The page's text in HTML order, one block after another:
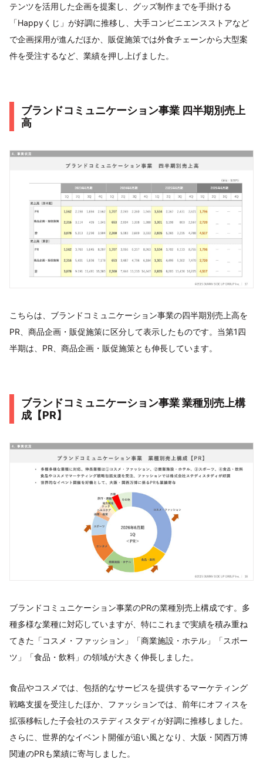
テンツを活用した企画を提案し、グッズ制作までを手掛ける
「Happyくじ」が好調に推移し、大手コンビニエンスストアなど
で企画採用が進んだほか、販促施策では外食チェーンから大型案
件を受注するなど、業績を押し上げました。
ブランドコミュニケーション事業 四半期別売上
高
こちらは、ブランドコミュニケーション事業の四半期別売上高を
PR、商品企画・販促施策に区分して表示したものです。当第1四
半期は、PR、商品企画・販促施策とも伸長しています。
ブランドコミュニケーション事業 業種別売上構
成【PR】
ブランドコミュニケーション事業のPRの業種別売上構成です。多
種多様な業種に対応していますが、特にこれまで実績を積み重ね
てきた「コスメ・ファッション」「商業施設・ホテル」「スポー
ツ」「食品・飲料」の領域が大きく伸長しました。
食品やコスメでは、包括的なサービスを提供するマーケティング
戦略支援を受注したほか、ファッションでは、前年にオフィスを
拡張移転した子会社のステディスタディが好調に推移しました。
さらに、世界的なイベント開催が追い風となり、大阪・関西万博
関連のPRも業績に寄与しました。